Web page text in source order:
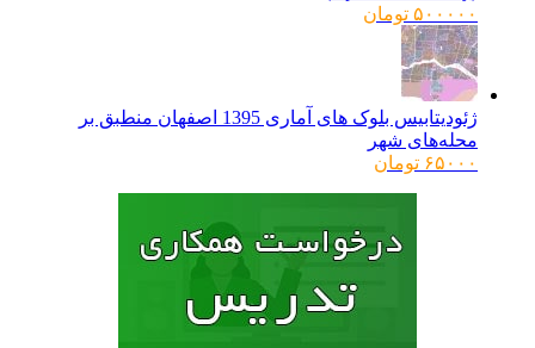
۵۰۰۰۰۰ تومان
ژئودیتابیس بلوک های آماری 1395 اصفهان منطبق بر
محله‌های شهر
۶۵۰۰۰ تومان